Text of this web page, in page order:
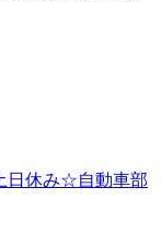
日休み☆自動車部